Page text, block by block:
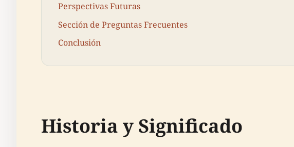
Perspectivas Futuras
Sección de Preguntas Frecuentes
Conclusión
Historia y Significado